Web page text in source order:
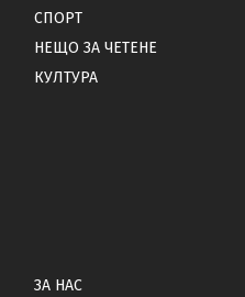
СПОРТ
НЕЩО ЗА ЧЕТЕНЕ
КУЛТУРА
ЗА НАС